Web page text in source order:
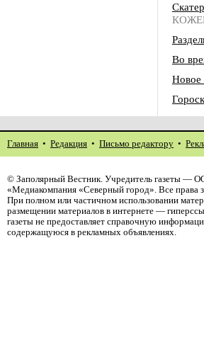
Во
Новое
Главная • Редакция • Письмо редактору •
© Заполярный Вестник. Учредитель газеты —
«Медиакомпания «Северный город». Все права
При полном или частичном использовании
размещении материалов в интернете —
газеты не предоставляет справочную
содержащуюся в рекламных объявлениях.